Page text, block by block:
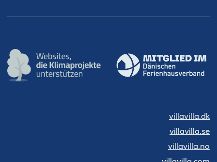
villavilla.dk
villavilla.se
villavilla.no